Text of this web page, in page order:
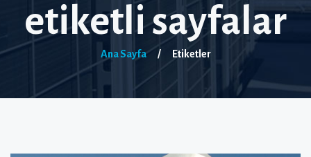
etiketli sayfalar
Ana Sayfa / Etiketler